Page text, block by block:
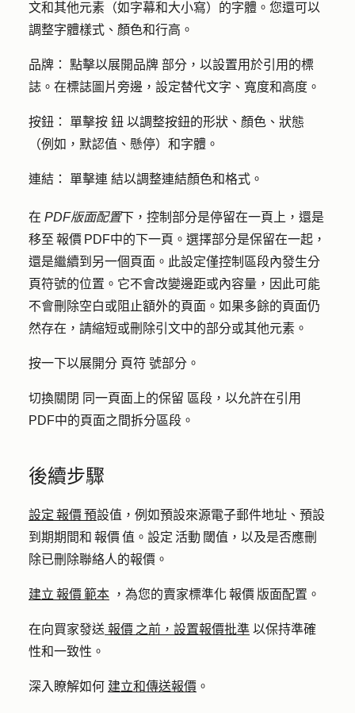
文和其他元素（如字幕和大小寫）的字體。您還可以
調整字體樣式、顏色和行高。
品牌： 點擊以展開品牌 部分，以設置用於引用的標
誌。在標誌圖片旁邊，設定替代文字、寬度和高度。
按鈕： 單擊按 鈕 以調整按鈕的形狀、顏色、狀態
（例如，默認值、懸停）和字體。
連結： 單擊連 結以調整連結顏色和格式。
在 PDF版面配置下，控制部分是停留在一頁上，還是
移至 報價 PDF中的下一頁。選擇部分是保留在一起，
還是繼續到另一個頁面。此設定僅控制區段內發生分
頁符號的位置。它不會改變邊距或內容量，因此可能
不會刪除空白或阻止額外的頁面。如果多餘的頁面仍
然存在，請縮短或刪除引文中的部分或其他元素。
按一下以展開分 頁符 號部分。
切換關閉 同一頁面上的保留 區段，以允許在引用
PDF中的頁面之間拆分區段。
後續步驟
設定 報價 預設值，例如預設來源電子郵件地址、預設
到期期間和 報價 值。設定 活動 閾值，以及是否應刪
除已刪除聯絡人的報價。
建立 報價 範本 ，為您的賣家標準化 報價 版面配置。
在向買家發送 報價 之前，設置報價批準 以保持準確
性和一致性。
深入瞭解如何 建立和傳送報價 。